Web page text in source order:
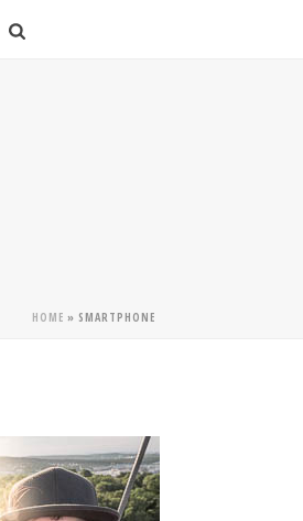
HOME » SMARTPHONE